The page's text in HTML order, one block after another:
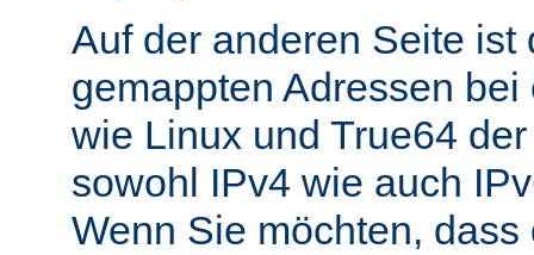
Auf der anderen Seite ist
gemappten Adressen
wie Linux und True64
sowohl IPv4 wie auch
Wenn Sie möchten,